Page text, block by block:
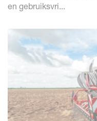
en gebruiksvri...